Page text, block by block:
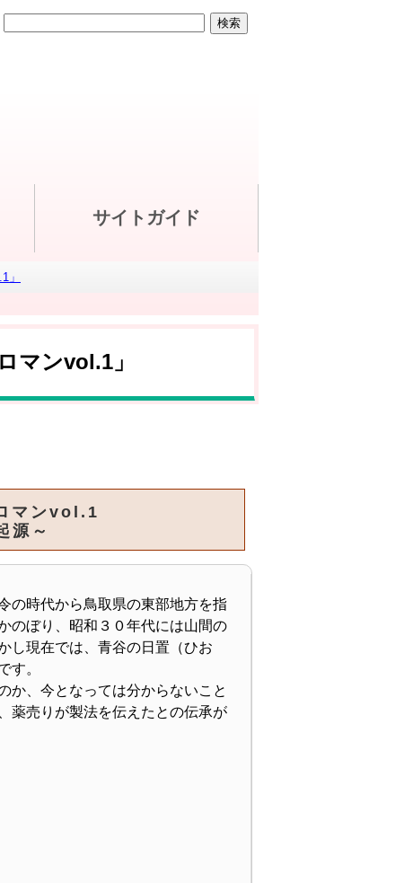
サイトガイド
」
マンvol.1」
マンvol.1
源～
の時代から鳥取県の東部地方を指
のぼり、昭和３０年代には山間の
し現在では、青谷の日置（ひお
す。
、今となっては分からないこと
薬売りが製法を伝えたとの伝承が